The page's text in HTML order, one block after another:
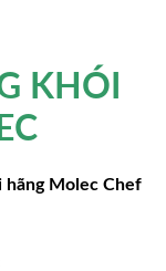
KHÓI
hãng Molec Chef